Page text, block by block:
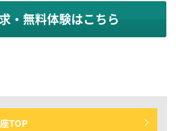
・無料体験はこちら
TOP